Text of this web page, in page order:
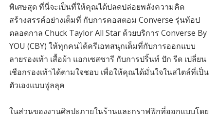
พิเศษสุด ที่นี่จะเป็นที่ให้คุณได้ปลดปล่อยพลังความคิด
สร้างสรรค์อย่างเต็มที่ กับการคอสตอม Converse รุ่นท้อป
ตลอดกาล Chuck Taylor All Star ด้วยบริการ Converse By
YOU (CBY) ให้ทุกคนได้ครีเอทสนุกเต็มที่กับการออกแบบ
ลายรองเท้า เสื้อผ้า แอกเซสซารี กับการปริ้นท์ ปัก รีด เปลี่ยน
เชือกรองเท้าได้ตามใจชอบ เพื่อให้คุณได้มั่นใจในสไตล์ที่เป็น
ตัวเองแบบฟูลลุค
ในส่วนของงานศิลปะภายในร้านและกราฟฟิกที่ออกแบบโดย